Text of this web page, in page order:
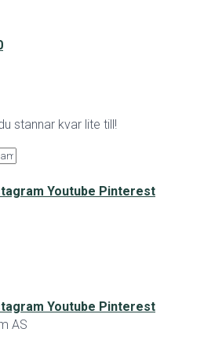
stannar kvar lite till!
Youtube Pinterest
Youtube Pinterest
AS